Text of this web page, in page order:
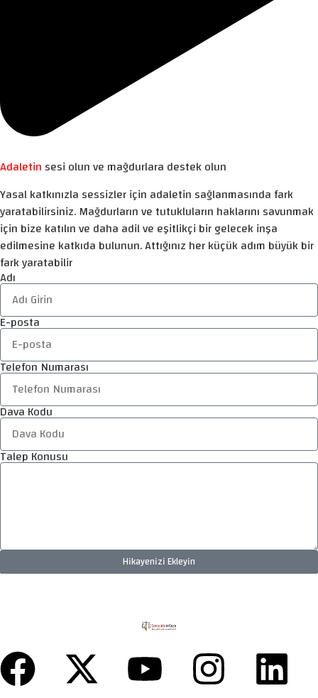
Adaletin sesi olun ve mağdurlara destek olun
Yasal katkınızla sessizler için adaletin sağlanmasında fark
yaratabilirsiniz. Mağdurların ve tutukluların haklarını savunmak
için bize katılın ve daha adil ve eşitlikçi bir gelecek inşa
edilmesine katkıda bulunun. Attığınız her küçük adım büyük bir
fark yaratabilir
Adı
E-posta
Telefon Numarası
Dava Kodu
Talep Konusu
Hikayenizi Ekleyin